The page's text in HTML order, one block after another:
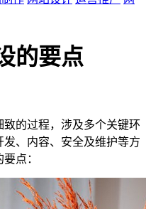
的要点
的过程，涉及多个关键环
、内容、安全及维护等方
点：